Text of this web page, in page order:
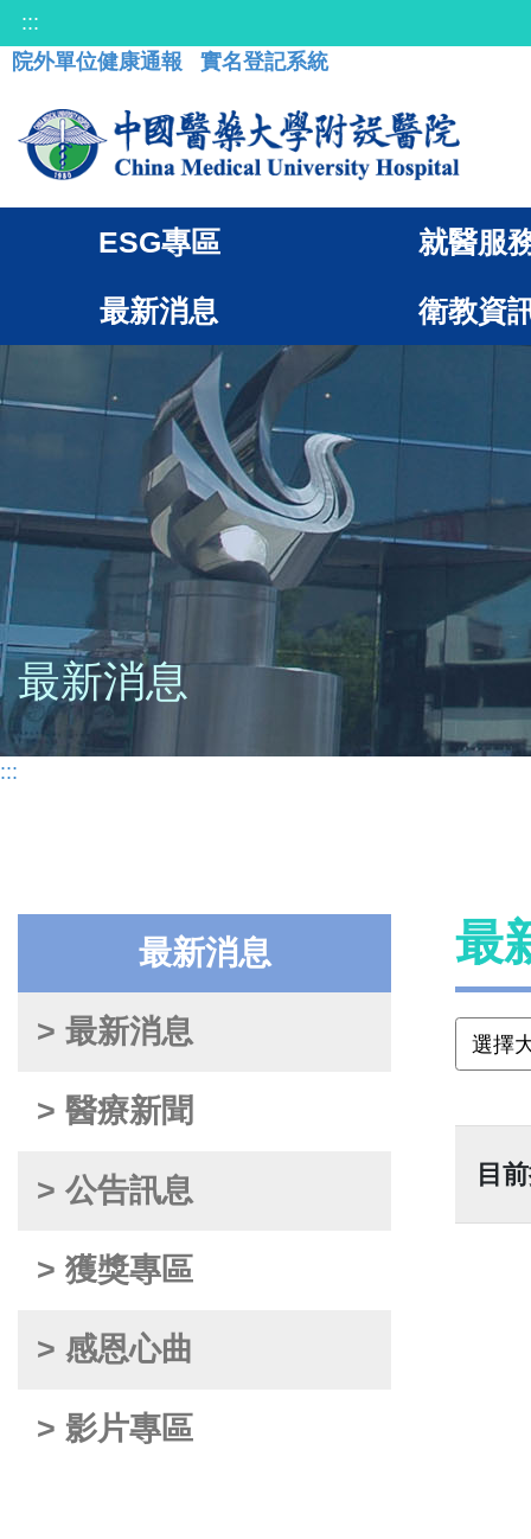
:::
院外單位健康通報
實名登記系統
ESG專區 就醫服
最新消息 衛教資
最新消息
:::
最新消息
> 最新消息
> 醫療新聞
> 公告訊息
> 獲獎專區
> 感恩心曲
> 影片專區
最
目